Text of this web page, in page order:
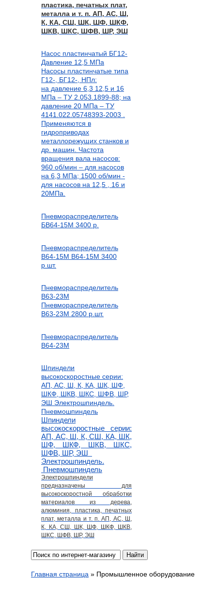
пластика, печатных плат,
металла и т. п. АП, АС, Ш,
К, КА, СШ, ШК, ШФ, ШКФ,
ШКВ, ШКС, ШФВ, ШР, ЭШ
Насос пластинчатый БГ12-
Давление 12,5 МПа
Насосы пластинчатые типа
Г12-, БГ12-, НПл:
на давление 6,3 12,5 и 16
МПа – ТУ 2.053.1899-88; на
давление 20 МПа – ТУ
4141.022.05748393-2003 .
Применяются в
гидроприводах
металлорежущих станков и
др. машин. Частота
вращения вала насосов:
960 об/мин – для насосов
на 6,3 МПа; 1500 об/мин -
для насосов на 12,5 , 16 и
20МПа.
Пневмораспределитель
БВ64-15М 3400 р.
Пневмораспределитель
В64-15М В64-15М 3400
р. шт.
Пневмораспределитель
В63-23М
Пневмораспределитель
В63-23М 2800 р. шт.
Пневмораспределитель
В64-23М
Шпиндели
высокоскоростные серии:
АП, АС, Ш, К, КА, ШК, ШФ,
ШКФ, ШКВ, ШКС, ШФВ, ШР,
ЭШ Электрошпиндель.
Пневмошпиндель
Шпиндели
высокоскоростные серии:
АП, АС, Ш, К, СШ, КА, ШК,
ШФ, ШКФ, ШКВ, ШКС,
ШФВ, ШР, ЭШ
Электрошпиндель.
Пневмошпиндель
Электрошпиндели
предназначены для
высокоскоростной обработки
материалов из дерева,
алюминия, пластика, печатных
плат, металла и т. п. АП, АС, Ш,
К, КА, СШ, ШК, ШФ, ШКФ, ШКВ,
ШКС, ШФВ, ШР, ЭШ
Главная страница » Промышленное оборудование